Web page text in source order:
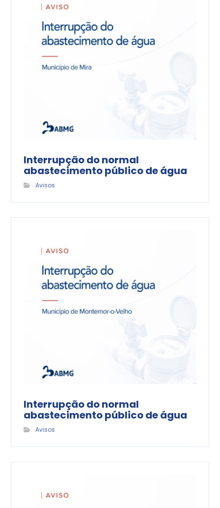
Interrupção do normal
abastecimento público de água
Avisos
Interrupção do normal
abastecimento público de água
Avisos